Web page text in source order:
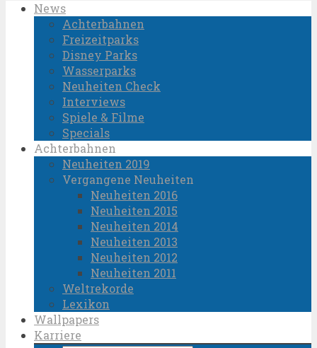
News
Achterbahnen
Freizeitparks
Disney Parks
Wasserparks
Neuheiten Check
Interviews
Spiele & Filme
Specials
Achterbahnen
Neuheiten 2019
Vergangene Neuheiten
Neuheiten 2016
Neuheiten 2015
Neuheiten 2014
Neuheiten 2013
Neuheiten 2012
Neuheiten 2011
Weltrekorde
Lexikon
Wallpapers
Karriere